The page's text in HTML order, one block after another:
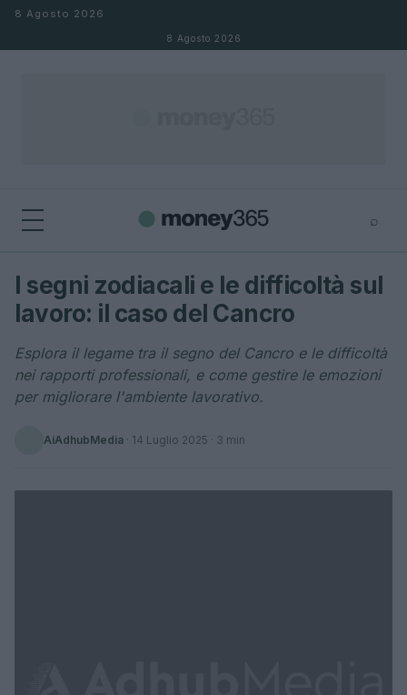
Salta al contenuto
8 Agosto 2026
8 Agosto 2026
⌕
Cerca ⌕ ×
I segni zodiacali e le difficoltà sul
lavoro: il caso del Cancro
Esplora il legame tra il segno del Cancro e le difficoltà
nei rapporti professionali, e come gestire le emozioni
per migliorare l'ambiente lavorativo.
AiAdhubMedia · 14 Luglio 2025 · 3 min